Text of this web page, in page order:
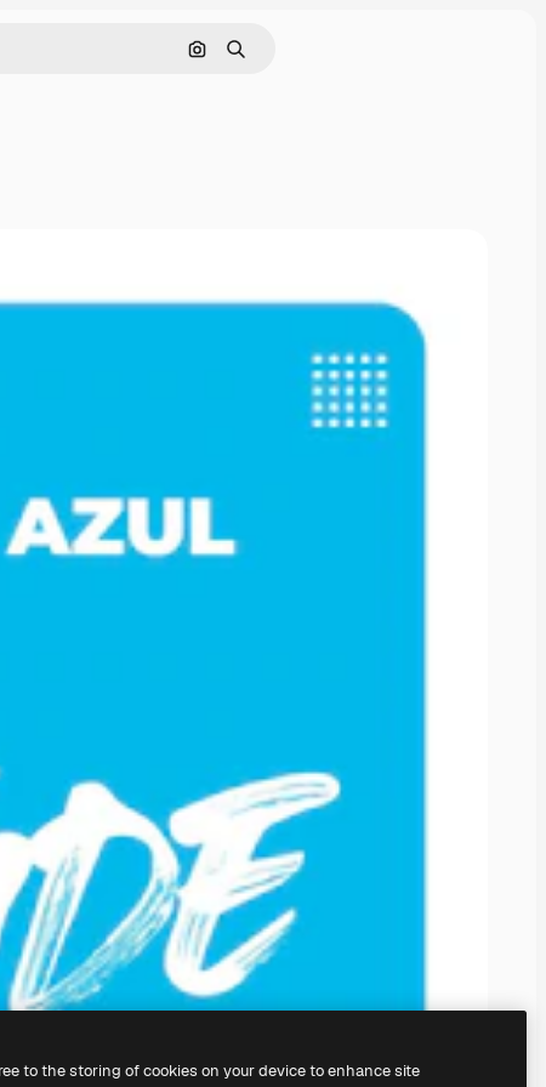
Cerca per immagine
Ricerca
to the storing of cookies on your device to enhance site